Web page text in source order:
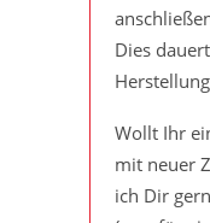
Dies
Wollt Ihr
mit neuer
ich Dir